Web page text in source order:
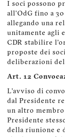
I soci possono
all'OdG fino a
allegando una
unitamente agli
CDR stabilire
proposte dei
deliberazioni del
Art. 12
L'avviso di
dal Presidente
un altro membro
Presidente
della riunione e